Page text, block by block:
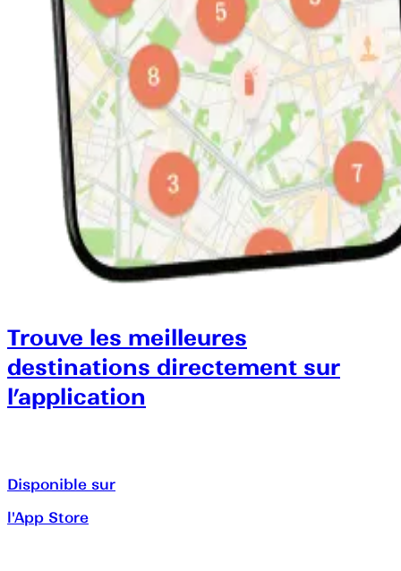
Trouve les meilleures
destinations directement sur
l’application
Disponible sur
l'App Store